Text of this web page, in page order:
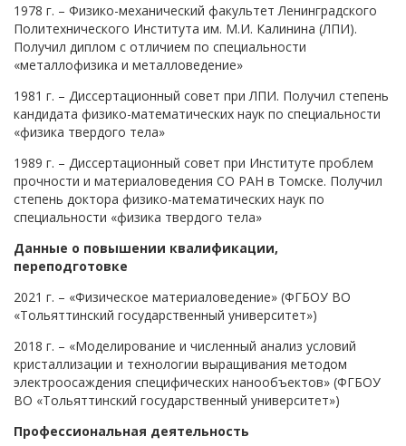
1978 г. – Физико-механический факультет Ленинградского
Политехнического Института им. М.И. Калинина (ЛПИ).
Получил диплом с отличием по специальности
«металлофизика и металловедение»
1981 г. – Диссертационный совет при ЛПИ. Получил степень
кандидата физико-математических наук по специальности
«физика твердого тела»
1989 г. – Диссертационный совет при Институте проблем
прочности и материаловедения СО РАН в Томске. Получил
степень доктора физико-математических наук по
специальности «физика твердого тела»
Данные о повышении квалификации,
переподготовке
2021 г. – «Физическое материаловедение» (ФГБОУ ВО
«Тольяттинский государственный университет»)
2018 г. – «Моделирование и численный анализ условий
кристаллизации и технологии выращивания методом
электроосаждения специфических нанообъектов» (ФГБОУ
ВО «Тольяттинский государственный университет»)
Профессиональная деятельность